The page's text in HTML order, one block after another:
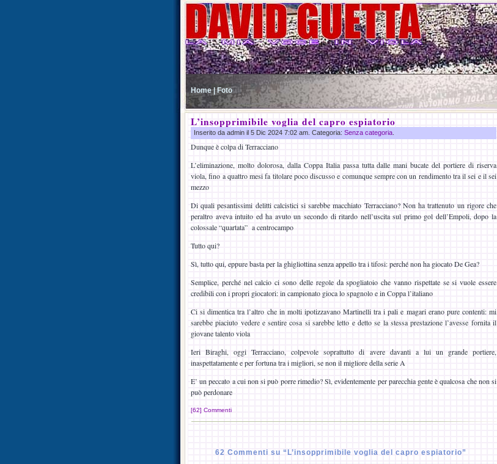
Home | Foto
L’insopprimibile voglia del capro espiatorio
Inserito da admin il 5 Dic 2024 7:02 am. Categoria: Senza categoria
Dunque è colpa di Terracciano
L’eliminazione, molto dolorosa, dalla Coppa Italia passa tutta dalle mani bucate del portiere di riserva
viola, fino a quattro mesi fa titolare poco discusso e comunque sempre con un rendimento tra il sei e il sei
mezzo
Di quali pesantissimi delitti calcistici si sarebbe macchiato Terracciano? Non ha trattenuto un rigore che
peraltro aveva intuito ed ha avuto un secondo di ritardo nell’uscita sul primo gol dell’Empoli, dopo la
colossale “quartata” a centrocampo
Tutto qui?
Sì, tutto qui, eppure basta per la ghigliottina senza appello tra i tifosi: perché non ha giocato De Gea?
Semplice, perché nel calcio ci sono delle regole da spogliatoio che vanno rispettate se si vuole essere
credibili con i propri giocatori: in campionato gioca lo spagnolo e in Coppa l’italiano
Ci si dimentica tra l’altro che in molti ipotizzavano Martinelli tra i pali e magari erano pure contenti: mi
sarebbe piaciuto vedere e sentire cosa si sarebbe letto e detto se la stessa prestazione l’avesse fornita il
giovane talento viola
Ieri Biraghi, oggi Terracciano, colpevole soprattutto di avere davanti a lui un grande portiere,
inaspettatamente e per fortuna tra i migliori, se non il migliore della serie A
E’ un peccato a cui non si può porre rimedio? Sì, evidentemente per parecchia gente è qualcosa che non si
può perdonare
[62] Commenti
62 Commenti su “L’insopprimibile voglia del capro espiatorio”